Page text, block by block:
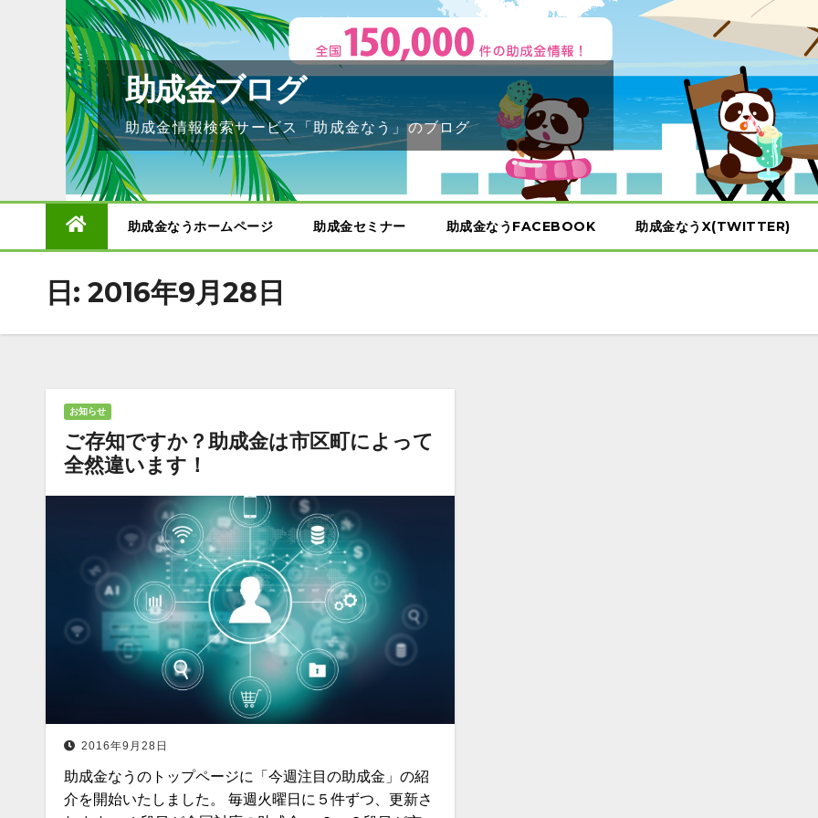
助成金ブログ
助成金情報検索サービス「助成金なう」のブログ
助成金なうホームページ 助成金セミナー 助成金なうFACEBOOK 助成金なうX(TWITTER)
日: 2016年9月28日
お知らせ
ご存知ですか？助成金は市区町によって
全然違います！
2016年9月28日
助成金なうのトップページに「今週注目の助成金」の紹
介を開始いたしました。 毎週火曜日に５件ずつ、更新さ